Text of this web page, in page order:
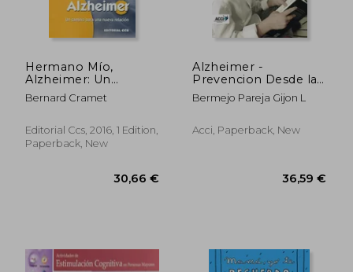
Hermano Mío,
Alzheimer: Un
Camino Para una
Nueva Relación
Bernard Cramet
Editorial Ccs, 2016, 1 Edition,
Paperback, New
Alzheimer -
Prevencion Desde la
Niñez (in Spanish)
Bermejo Pareja Gijon L
Acci, Paperback, New